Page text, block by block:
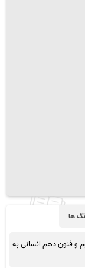
تگ ها
و فنون دهم انسانی به